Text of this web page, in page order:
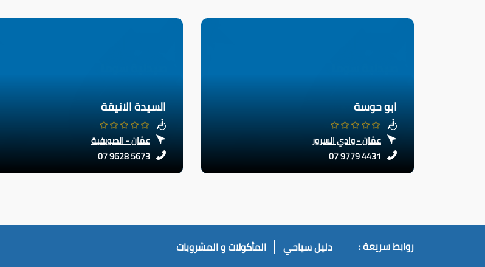
ابو حوسة
عمّان - وادي السرور
07 9779 4431
السيدة الانيقة
عمّان - الصويفية
07 9628 5673
روابط سريعة : دليل سياحي المأكولات و المشروبات